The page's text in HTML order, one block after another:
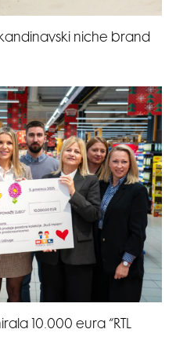
niche brand
10.000 eura “RTL